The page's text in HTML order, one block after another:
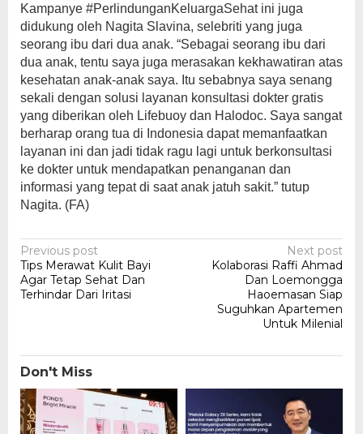
Kampanye #PerlindunganKeluargaSehat ini juga
didukung oleh Nagita Slavina, selebriti yang juga
seorang ibu dari dua anak. “Sebagai seorang ibu dari
dua anak, tentu saya juga merasakan kekhawatiran atas
kesehatan anak-anak saya. Itu sebabnya saya senang
sekali dengan solusi layanan konsultasi dokter gratis
yang diberikan oleh Lifebuoy dan Halodoc. Saya sangat
berharap orang tua di Indonesia dapat memanfaatkan
layanan ini dan jadi tidak ragu lagi untuk berkonsultasi
ke dokter untuk mendapatkan penanganan dan
informasi yang tepat di saat anak jatuh sakit.” tutup
Nagita. (FA)
Post
navigation
Previous post
Tips Merawat Kulit Bayi
Agar Tetap Sehat Dan
Terhindar Dari Iritasi
Next post
Kolaborasi Raffi Ahmad
Dan Loemongga
Haoemasan Siap
Suguhkan Apartemen
Untuk Milenial
Don't Miss